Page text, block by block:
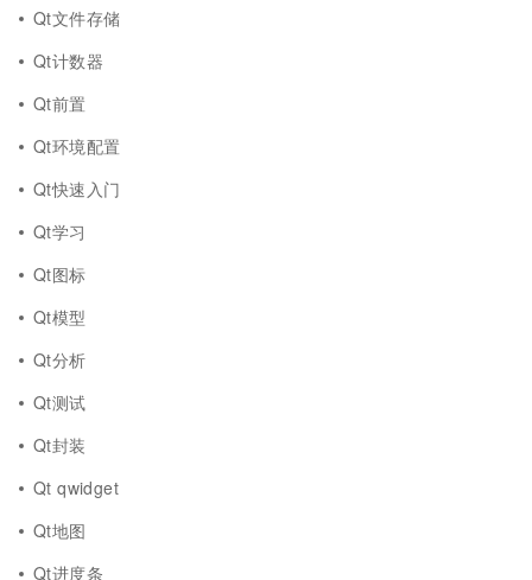
Qt文件存储
Qt计数器
Qt前置
Qt环境配置
Qt快速入门
Qt学习
Qt图标
Qt模型
Qt分析
Qt测试
Qt封装
Qt qwidget
Qt地图
Qt进度条